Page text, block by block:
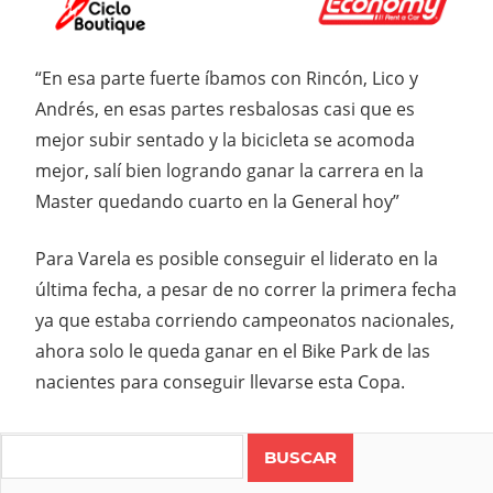
“En esa parte fuerte íbamos con Rincón, Lico y
Andrés, en esas partes resbalosas casi que es
mejor subir sentado y la bicicleta se acomoda
mejor, salí bien logrando ganar la carrera en la
Master quedando cuarto en la General hoy”
Para Varela es posible conseguir el liderato en la
última fecha, a pesar de no correr la primera fecha
ya que estaba corriendo campeonatos nacionales,
ahora solo le queda ganar en el Bike Park de las
nacientes para conseguir llevarse esta Copa.